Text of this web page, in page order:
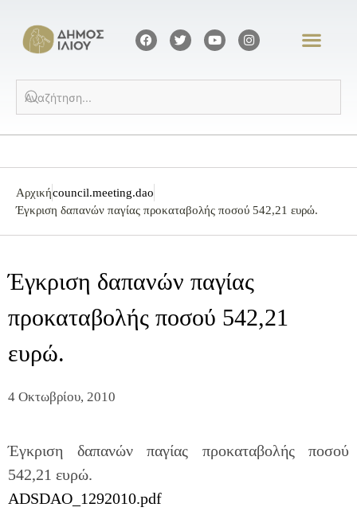
Αρχικήcouncil.meeting.dao
Έγκριση δαπανών παγίας προκαταβολής ποσού 542,21 ευρώ.
Έγκριση δαπανών παγίας
προκαταβολής ποσού 542,21
ευρώ.
4 Οκτωβρίου, 2010
Έγκριση δαπανών παγίας προκαταβολής ποσού
542,21 ευρώ.
ADSDAO_1292010.pdf